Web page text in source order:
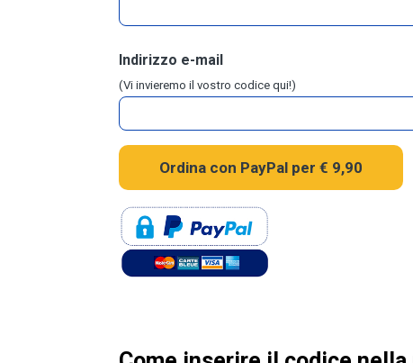
Indirizzo e-mail
(Vi invieremo il vostro codice qui!)